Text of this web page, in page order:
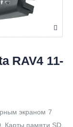
RAV4 11-
экраном 7
Карты памяти SD.